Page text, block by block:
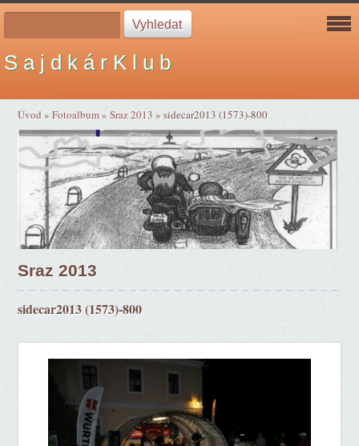
S a j d k á r K l u b
Úvod »Fotoalbum»Sraz 2013 »sidecar2013 (1573)-800
Sraz 2013
sidecar2013 (1573)-800